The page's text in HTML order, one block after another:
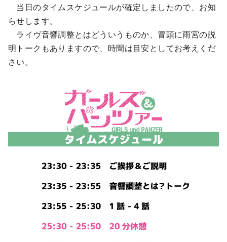
当日のタイムスケジュールが確定しましたので、お知
らせします。
ライヴ音響調整とはどういうものか、冒頭に雨宮の説
明トークもありますので、時間は目安としてお考えくだ
さい。